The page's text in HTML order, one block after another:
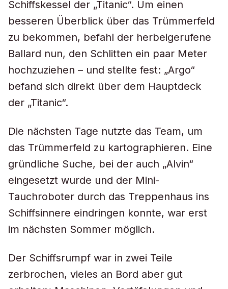
Schiffskessel der „Titanic“. Um einen
besseren Überblick über das Trümmerfeld
zu bekommen, befahl der herbeigerufene
Ballard nun, den Schlitten ein paar Meter
hochzuziehen – und stellte fest: „Argo“
befand sich direkt über dem Hauptdeck
der „Titanic“.
Die nächsten Tage nutzte das Team, um
das Trümmerfeld zu kartographieren. Eine
gründliche Suche, bei der auch „Alvin“
eingesetzt wurde und der Mini-
Tauchroboter durch das Treppenhaus ins
Schiffsinnere eindringen konnte, war erst
im nächsten Sommer möglich.
Der Schiffsrumpf war in zwei Teile
zerbrochen, vieles an Bord aber gut